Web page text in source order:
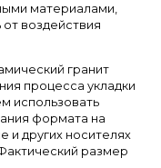
материалами,
воздействия
гранит
процесса укладки
использовать
формата на
и других носителях
размер